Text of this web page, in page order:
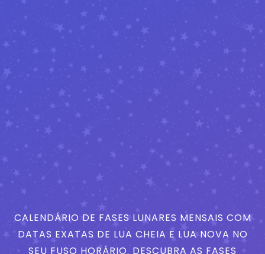
CALENDÁRIO DE FASES LUNARES MENSAIS COM
DATAS EXATAS DE LUA CHEIA E LUA NOVA NO
SEU FUSO HORÁRIO. DESCUBRA AS FASES